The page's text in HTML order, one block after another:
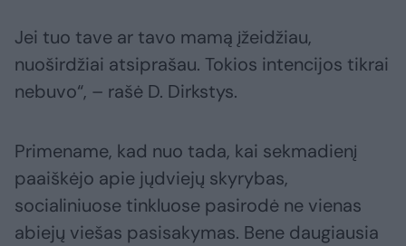
Jei tuo tave ar tavo mamą įžeidžiau,
nuoširdžiai atsiprašau. Tokios intencijos tikrai
nebuvo“, – rašė D. Dirkstys.
Primename, kad nuo tada, kai sekmadienį
paaiškėjo apie jųdviejų skyrybas,
socialiniuose tinkluose pasirodė ne vienas
abiejų viešas pasisakymas. Bene daugiausia